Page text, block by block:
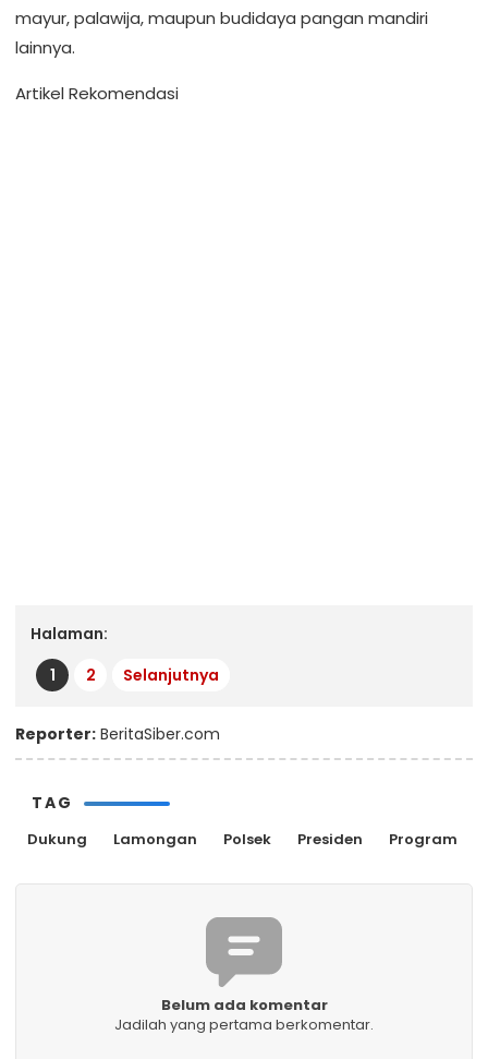
mayur, palawija, maupun budidaya pangan mandiri
lainnya.
Artikel Rekomendasi
Halaman:
1
2 Selanjutnya
Reporter: BeritaSiber.com
TAG
Dukung Lamongan Polsek Presiden Program
Belum ada komentar
Jadilah yang pertama berkomentar.